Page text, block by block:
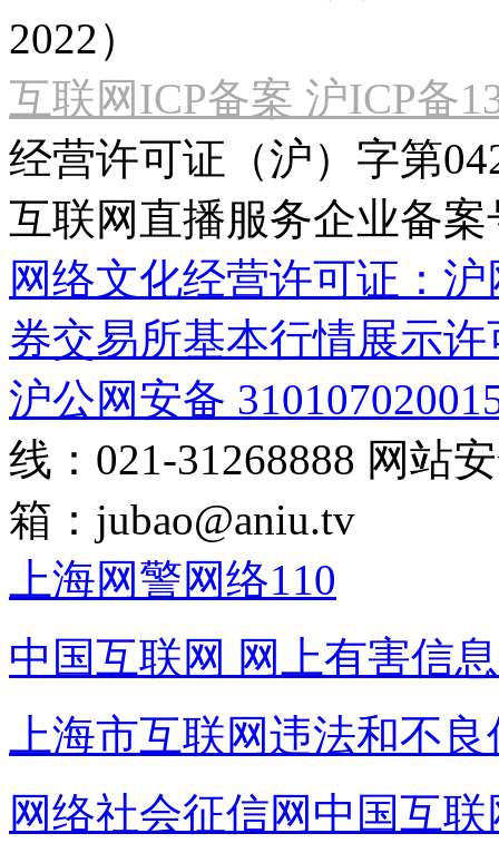
2022）
互联网ICP备案 沪ICP备
经营许可证（沪）字第
互联网直播服务企业备案
网络文化经营许可证：
券交易所基本行情展示许
沪公网安备
线：021-31268888 网站
箱： jubao@aniu.tv
上海网警网络110
中国互联网 网上有害信
上海市互联网违法和不
网络社会征信网 中国互